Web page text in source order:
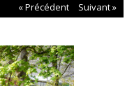
« Précédent
Suivant »